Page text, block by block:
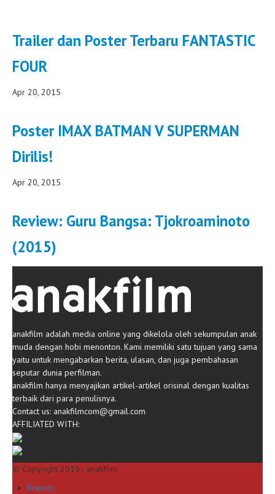
Trailer dan Poster Terbaru FANTASTIC
FOUR
Apr 20, 2015
Poster IMAX BATMAN V SUPERMAN
Dirilis!
Apr 20, 2015
Review: Guru Bangsa: Tjokroaminoto
(2015)
anakfilm adalah media online yang dikelola oleh sekumpulan anak
muda dengan hobi menonton. Kami memiliki satu tujuan yang sama
yaitu untuk mengabarkan berita, ulasan, dan juga pembahasan
seputar dunia perfilman.
anakfilm hanya menyajikan artikel-artikel orisinal dengan kualitas
terbaik dari para penulisnya.
Contact us: anakfilmcom@gmail.com
AFFILIATED WITH:
© Copyright 2015 - anakfilm
Friends